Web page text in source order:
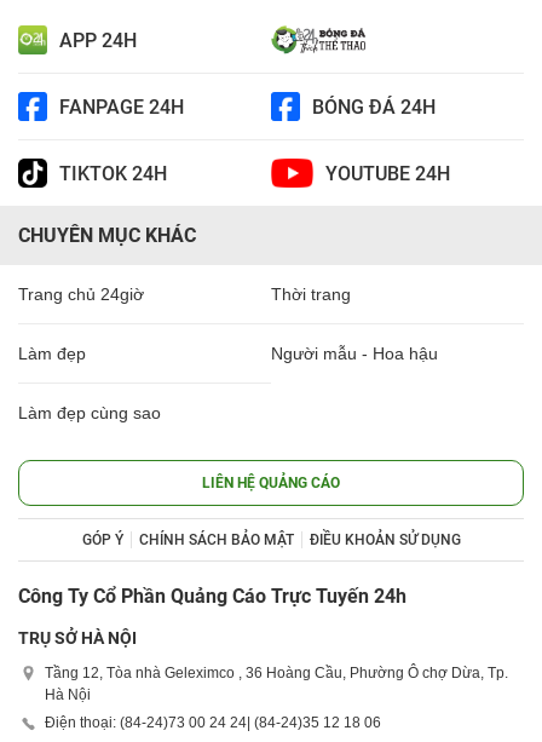
APP 24H
FANPAGE 24H BÓNG ĐÁ 24H
TIKTOK 24H YOUTUBE 24H
CHUYÊN MỤC KHÁC
Trang chủ 24giờ Thời trang
Làm đẹp Người mẫu - Hoa hậu
Làm đẹp cùng sao
LIÊN HỆ QUẢNG CÁO
GÓP Ý CHÍNH SÁCH BẢO MẬT ĐIỀU KHOẢN SỬ DỤNG
Công Ty Cổ Phần Quảng Cáo Trực Tuyến 24h
TRỤ SỞ HÀ NỘI
Tầng 12, Tòa nhà Geleximco , 36 Hoàng Cầu, Phường Ô chợ Dừa, Tp.
Hà Nội
Điện thoại: (84-24)73 00 24 24 | (84-24)35 12 18 06